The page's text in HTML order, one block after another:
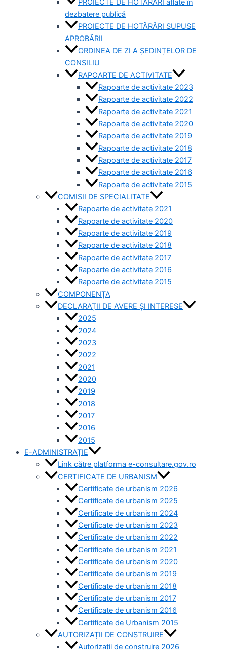
dezbatere publică
PROIECTE DE HOTĂRÂRI SUPUSE
APROBĂRII
ORDINEA DE ZI A ȘEDINȚELOR DE
CONSILIU
RAPOARTE DE ACTIVITATE
Rapoarte de activitate 2023
Rapoarte de activitate 2022
Rapoarte de activitate 2021
Rapoarte de activitate 2020
Rapoarte de activitate 2019
Rapoarte de activitate 2018
Rapoarte de activitate 2017
Rapoarte de activitate 2016
Rapoarte de activitate 2015
COMISII DE SPECIALITATE
Rapoarte de activitate 2021
Rapoarte de activitate 2020
Rapoarte de activitate 2019
Rapoarte de activitate 2018
Rapoarte de activitate 2017
Rapoarte de activitate 2016
Rapoarte de activitate 2015
COMPONENȚA
DECLARAȚII DE AVERE ȘI INTERESE
2025
2024
2023
2022
2021
2020
2019
2018
2017
2016
2015
E-ADMINISTRAȚIE
Link către platforma e-consultare.gov.ro
CERTIFICATE DE URBANISM
Certificate de urbanism 2026
Certificate de urbanism 2025
Certificate de urbanism 2024
Certificate de urbanism 2023
Certificate de urbanism 2022
Certificate de urbanism 2021
Certificate de urbanism 2020
Certificate de urbanism 2019
Certificate de urbanism 2018
Certificate de urbanism 2017
Certificate de urbanism 2016
Certificate de Urbanism 2015
AUTORIZAȚII DE CONSTRUIRE
Autorizații de construire 2026